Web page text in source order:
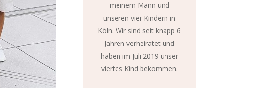
meinem Mann und
unseren vier Kindern in
Köln. Wir sind seit knapp 6
Jahren verheiratet und
haben im Juli 2019 unser
viertes Kind bekommen.